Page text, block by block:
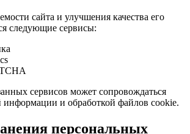
сайта и улучшения качества его
следующие сервисы:
сервисов может сопровождаться
информации и обработкой файлов cookie.
персональных